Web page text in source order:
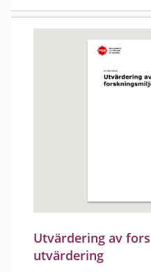
Utvärdering av
utvärdering